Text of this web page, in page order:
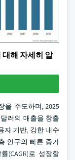
해 자세히 알
을 주도하며, 2025
러의 매출을 창출
자 기반, 강한 내수
인구의 빠른 증가
(CAGR)로 성장할